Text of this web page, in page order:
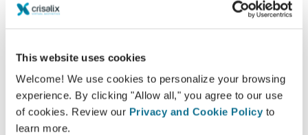
This website uses cookies
Welcome! We use cookies to personalize your browsing
experience. By clicking "Allow all," you agree to our use
of cookies. Review our Privacy and Cookie Policy to
learn more.
ง่ายและปลอดภัย
Crisalix ให้คำสัญญาว่าข้อมูลของคุณจะเป็นความลับ
เซอร์เวอร์ของเรามีการเข้ารหัส: ข้อมูลของคุณจะ
ปลอดภัยและเป็นส่วนตัว